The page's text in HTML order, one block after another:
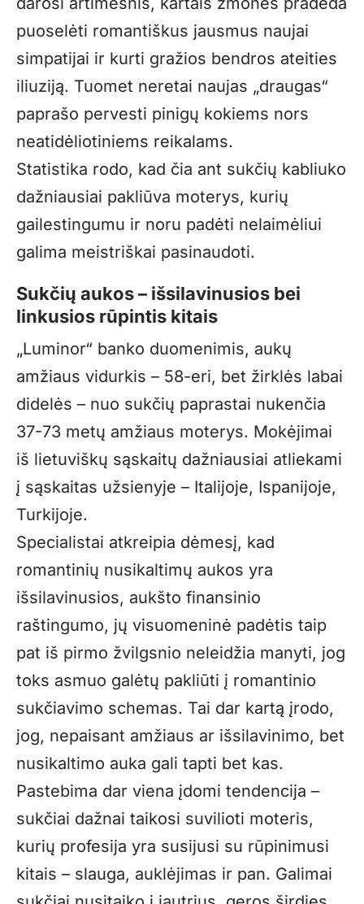
puoselėti romantiškus jausmus naujai
simpatijai ir kurti gražios bendros ateities
iliuziją. Tuomet neretai naujas „draugas“
paprašo pervesti pinigų kokiems nors
neatidėliotiniems reikalams.
Statistika rodo, kad čia ant sukčių kabliuko
dažniausiai pakliūva moterys, kurių
gailestingumu ir noru padėti nelaimėliui
galima meistriškai pasinaudoti.
Sukčių aukos – išsilavinusios bei
linkusios rūpintis kitais
„Luminor“ banko duomenimis, aukų
amžiaus vidurkis – 58-eri, bet žirklės labai
didelės – nuo sukčių paprastai nukenčia
37-73 metų amžiaus moterys. Mokėjimai
iš lietuviškų sąskaitų dažniausiai atliekami
į sąskaitas užsienyje – Italijoje, Ispanijoje,
Turkijoje.
Specialistai atkreipia dėmesį, kad
romantinių nusikaltimų aukos yra
išsilavinusios, aukšto finansinio
raštingumo, jų visuomeninė padėtis taip
pat iš pirmo žvilgsnio neleidžia manyti, jog
toks asmuo galėtų pakliūti į romantinio
sukčiavimo schemas. Tai dar kartą įrodo,
jog, nepaisant amžiaus ar išsilavinimo, bet
nusikaltimo auka gali tapti bet kas.
Pastebima dar viena įdomi tendencija –
sukčiai dažnai taikosi suvilioti moteris,
kurių profesija yra susijusi su rūpinimusi
kitais – slauga, auklėjimas ir pan. Galimai